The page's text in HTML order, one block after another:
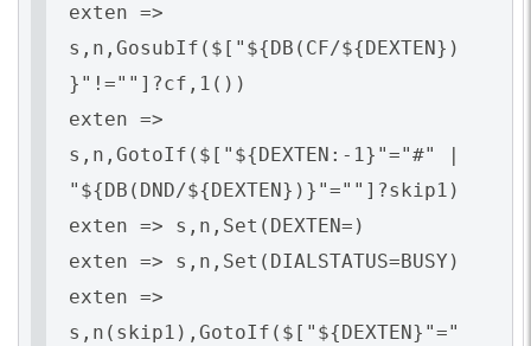
exten =>
s,n,GosubIf($["${DB(CF/${DEXTEN})
}"!=""]?cf,1())
exten =>
s,n,GotoIf($["${DEXTEN:-1}"="#" |
"${DB(DND/${DEXTEN})}"=""]?skip1)
exten => s,n,Set(DEXTEN=)
exten => s,n,Set(DIALSTATUS=BUSY)
exten =>
s,n(skip1),GotoIf($["${DEXTEN}"="